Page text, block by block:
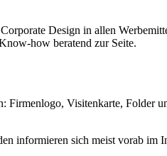
Design in allen
how beratend zur Seite.
Visitenkarte, Folder
informieren sich meist vorab im